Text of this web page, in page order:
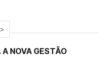
>
A NOVA GESTÃO